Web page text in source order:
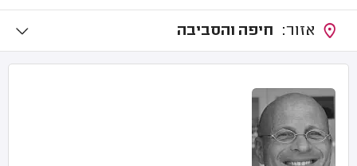
חיפה והסביבה